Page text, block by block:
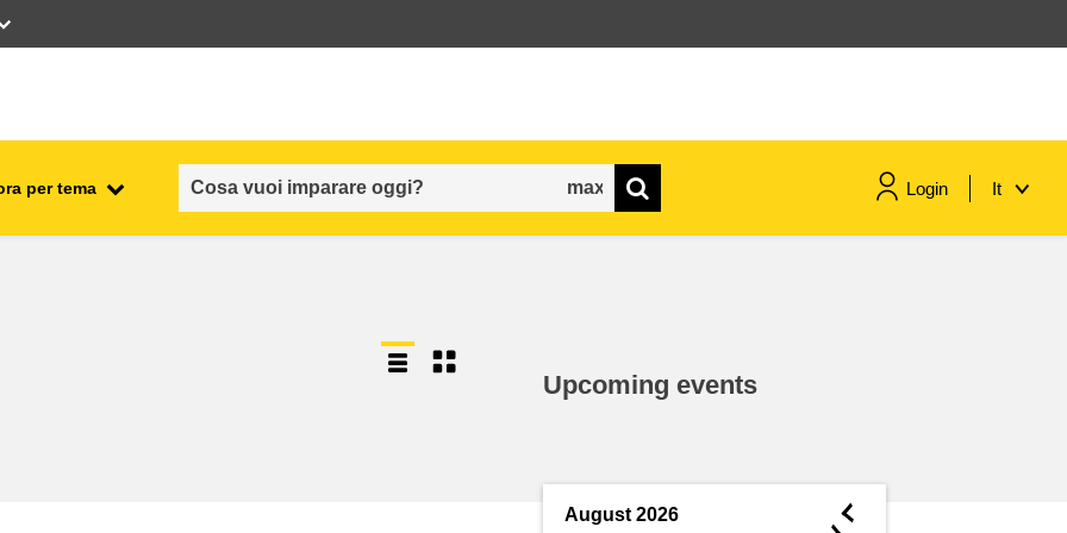
per tema Login It
sicurezza e protezione alimentare
conoscenze
Upcoming events
August 2026 ◄